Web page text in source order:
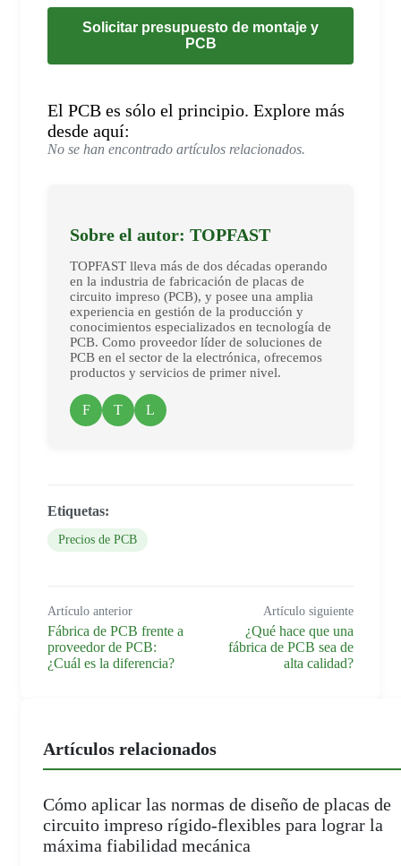
Solicitar presupuesto de montaje y
PCB
El PCB es sólo el principio. Explore más
desde aquí:
No se han encontrado artículos relacionados.
Sobre el autor: TOPFAST
TOPFAST lleva más de dos décadas operando
en la industria de fabricación de placas de
circuito impreso (PCB), y posee una amplia
experiencia en gestión de la producción y
conocimientos especializados en tecnología de
PCB. Como proveedor líder de soluciones de
PCB en el sector de la electrónica, ofrecemos
productos y servicios de primer nivel.
F T L
Etiquetas:
Precios de PCB
Artículo anterior
Fábrica de PCB frente a
proveedor de PCB:
¿Cuál es la diferencia?
Artículo siguiente
¿Qué hace que una
fábrica de PCB sea de
alta calidad?
Artículos relacionados
Cómo aplicar las normas de diseño de placas de
circuito impreso rígido-flexibles para lograr la
máxima fiabilidad mecánica